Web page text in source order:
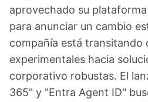
aprovechado su
para anunciar un cambio
compañía está transitando
experimentales hacia
corporativo robustas. El
365" y "Entra Agent ID"